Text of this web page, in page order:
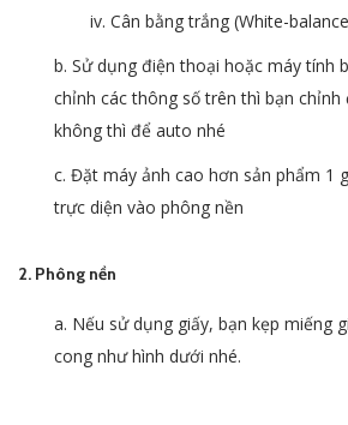
iv. Cân bằng trắng (White-
b. Sử dụng điện thoại hoặc máy tính
chỉnh các thông số trên thì bạn chỉnh
không thì để auto nhé
c. Đặt máy ảnh cao hơn sản phẩm 1
trực diện vào phông nền
2. Phông nền
a. Nếu sử dụng giấy, bạn kẹp miếng
cong như hình dưới nhé.